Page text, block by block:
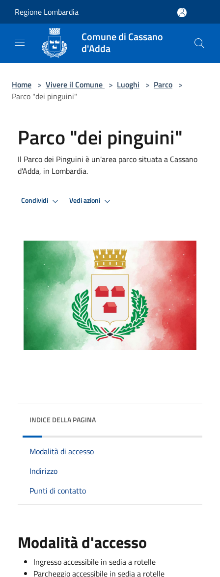
Regione Lombardia
Comune di Cassano
d'Adda
Home > Vivere il Comune > Luoghi > Parco >
Parco "dei pinguini"
Parco "dei pinguini"
Il Parco dei Pinguini è un'area parco situata a Cassano
d'Adda, in Lombardia.
Condividi Vedi azioni
INDICE DELLA PAGINA
Modalità di accesso
Indirizzo
Punti di contatto
Modalità d'accesso
Ingresso accessibile in sedia a rotelle
Parcheggio accessibile in sedia a rotelle